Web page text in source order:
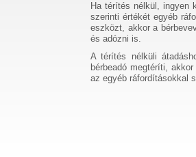
Ha térítés nélkül, ingyen
szerinti értékét egyéb
eszközt, akkor a
és adózni is.
A térítés nélküli
bérbeadó megtéríti,
az egyéb ráfordításokkal